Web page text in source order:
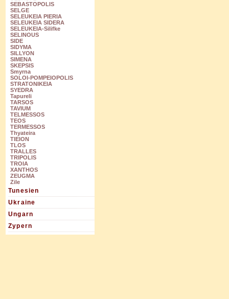
SEBASTOPOLIS
SELGE
SELEUKEIA PIERIA
SELEUKEIA SIDERA
SELEUKEIA-Silifke
SELINOUS
SIDE
SIDYMA
SILLYON
SIMENA
SKEPSIS
Smyrna
SOLOI-POMPEIOPOLIS
STRATONIKEIA
SYEDRA
Tapureli
TARSOS
TAVIUM
TELMESSOS
TEOS
TERMESSOS
Thyateira
TIEION
TLOS
TRALLES
TRIPOLIS
TROIA
XANTHOS
ZEUGMA
Zile
Tunesien
Ukraine
Ungarn
Zypern